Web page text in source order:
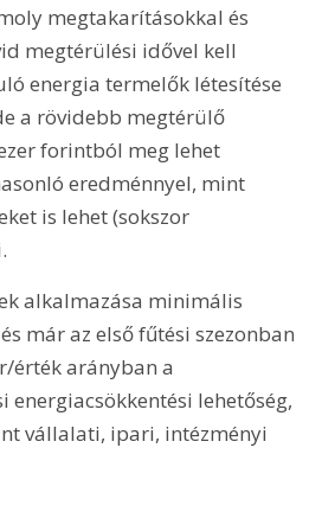
megtakarításokkal és
megtérülési idővel kell
energia termelők létesítése
a rövidebb megtérülő
forintból meg lehet
eredménnyel, mint
is lehet (sokszor
alkalmazása minimális
már az első fűtési szezonban
érték arányban a
energiacsökkentési lehetőség,
vállalati, ipari, intézményi